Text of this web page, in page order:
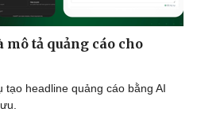
mô tả quảng cáo cho
headline quảng cáo bằng AI